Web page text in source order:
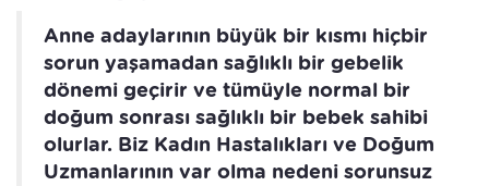
Anne adaylarının büyük bir kısmı hiçbir
sorun yaşamadan sağlıklı bir gebelik
dönemi geçirir ve tümüyle normal bir
doğum sonrası sağlıklı bir bebek sahibi
olurlar. Biz Kadın Hastalıkları ve Doğum
Uzmanlarının var olma nedeni sorunsuz